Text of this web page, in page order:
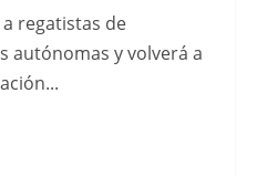
regatistas de
autónomas y volverá a